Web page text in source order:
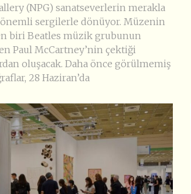
(NPG) sanatseverlerin merakla
sergilerle dönüyor. Müzenin
biri Beatles müzik grubunun
Paul McCartney’nin çektiği
oluşacak. Daha önce görülmemiş
28 Haziran’da